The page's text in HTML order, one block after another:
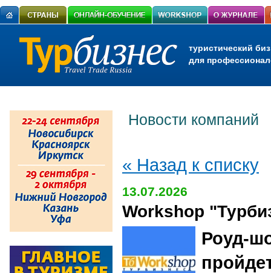
туристический
для
Новости компаний
« Назад к списку
13.07.2026
Workshop
Роуд-